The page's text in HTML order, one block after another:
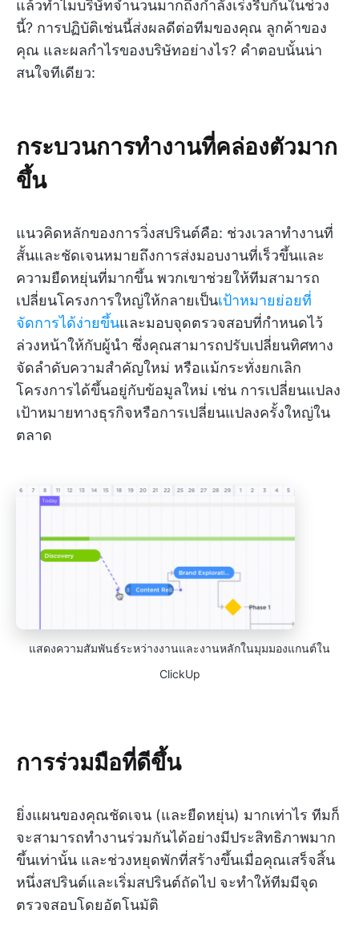
แล้วทำไมบริษัทจำนวนมากถึงกำลังเร่งรีบกันในช่วง
นี้? การปฏิบัติเช่นนี้ส่งผลดีต่อทีมของคุณ ลูกค้าของ
คุณ และผลกำไรของบริษัทอย่างไร? คำตอบนั้นน่า
สนใจทีเดียว:
กระบวนการทำงานที่คล่องตัวมาก
ขึ้น
แนวคิดหลักของการวิ่งสปรินต์คือ: ช่วงเวลาทำงานที่
สั้นและชัดเจนหมายถึงการส่งมอบงานที่เร็วขึ้นและ
ความยืดหยุ่นที่มากขึ้น พวกเขาช่วยให้ทีมสามารถ
เปลี่ยนโครงการใหญ่ให้กลายเป็นเป้าหมายย่อยที่
จัดการได้ง่ายขึ้นและมอบจุดตรวจสอบที่กำหนดไว้
ล่วงหน้าให้กับผู้นำ ซึ่งคุณสามารถปรับเปลี่ยนทิศทาง
จัดลำดับความสำคัญใหม่ หรือแม้กระทั่งยกเลิก
โครงการได้ขึ้นอยู่กับข้อมูลใหม่ เช่น การเปลี่ยนแปลง
เป้าหมายทางธุรกิจหรือการเปลี่ยนแปลงครั้งใหญ่ใน
ตลาด
แสดงความสัมพันธ์ระหว่างงานและงานหลักในมุมมองแกนต์ใน
ClickUp
การร่วมมือที่ดีขึ้น
ยิ่งแผนของคุณชัดเจน (และยืดหยุ่น) มากเท่าไร ทีมก็
จะสามารถทำงานร่วมกันได้อย่างมีประสิทธิภาพมาก
ขึ้นเท่านั้น และช่วงหยุดพักที่สร้างขึ้นเมื่อคุณเสร็จสิ้น
หนึ่งสปรินต์และเริ่มสปรินต์ถัดไป จะทำให้ทีมมีจุด
ตรวจสอบโดยอัตโนมัติ